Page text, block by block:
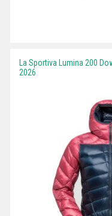
La Sportiva Lumina 200
2026